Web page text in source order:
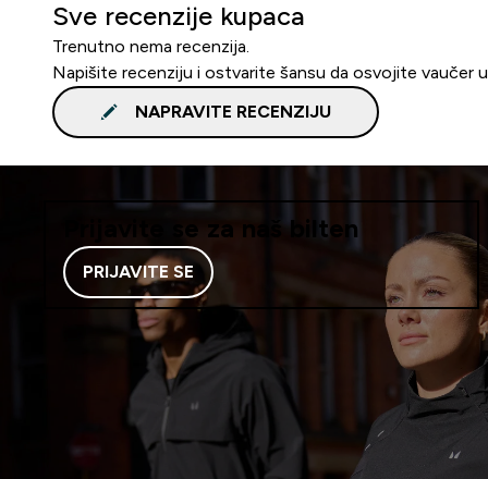
Sve recenzije kupaca
Trenutno nema recenzija.
Napišite recenziju i ostvarite šansu da osvojite vaučer
NAPRAVITE RECENZIJU
Prijavite se za naš bilten
PRIJAVITE SE